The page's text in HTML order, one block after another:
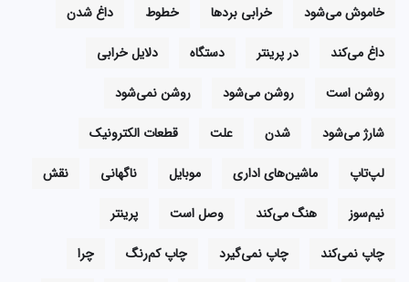
خاموش می‌شود
خرابی بردها خطوط
داغ شدن
داغ می‌کند
در پرینتر دستگاه
دلایل خرابی
روشن است
روشن می‌شود
روشن نمی‌شود
شارژ می‌شود
شدن علت
قطعات الکترونیک
لپ‌تاپ
ماشین‌های اداری موبایل ناگهانی
نقش
نیم‌سوز
هنگ می‌کند وصل است
پرینتر
چاپ نمی‌کند
چاپ نمی‌گیرد چاپ کم‌رنگ
چرا